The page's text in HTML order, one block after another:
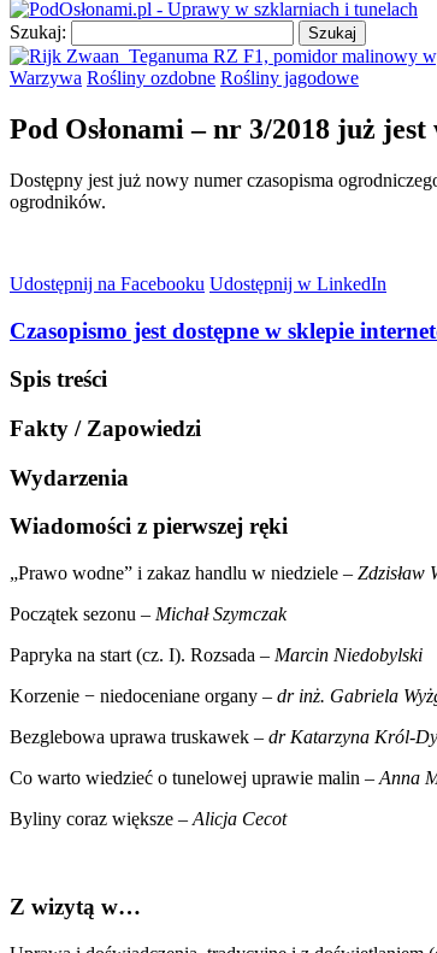
Szukaj:
Warzywa Rośliny ozdobne Rośliny jagodowe
Pod Osłonami – nr 3/2018 już jest
Dostępny jest już nowy numer czasopisma
ogrodników.
Udostępnij na Facebooku Udostępnij w LinkedIn
Czasopismo jest dostępne w sklepie
Spis treści
Fakty / Zapowiedzi
Wydarzenia
Wiadomości z pierwszej ręki
„Prawo wodne” i zakaz handlu w niedziele – Zdzisław
Początek sezonu – Michał Szymczak
Papryka na start (cz. I). Rozsada – Marcin Niedobylski
Korzenie − niedoceniane organy – dr inż. Gabriela
Bezglebowa uprawa truskawek – dr Katarzyna Król-
Co warto wiedzieć o tunelowej uprawie malin – Anna
Byliny coraz większe – Alicja Cecot
Z wizytą w…